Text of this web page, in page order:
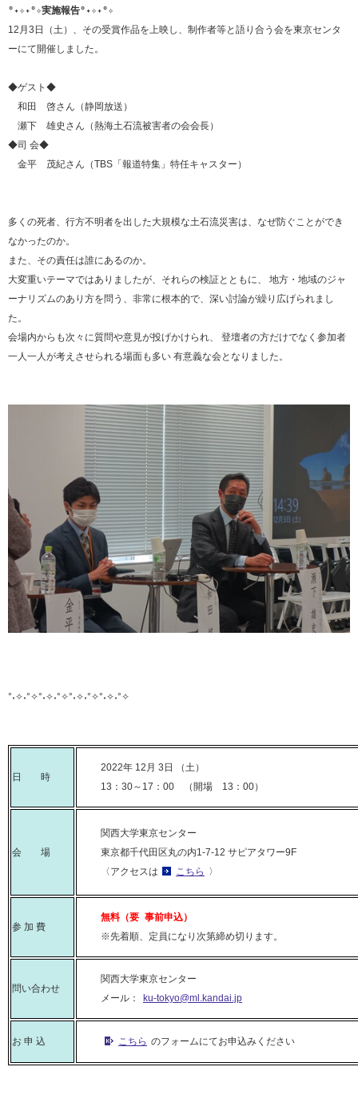
°˖✧˖°✧実施報告°˖✧˖°✧
12月3日（土）、その受賞作品を上映し、制作者等と語り合う会を東京センタ
ーにて開催しました。
◆ゲスト◆
和田 啓さん（静岡放送）
瀬下 雄史さん（熱海土石流被害者の会会長）
◆司 会◆
金平 茂紀さん（TBS「報道特集」特任キャスター）
多くの死者、行方不明者を出した大規模な土石流災害は、なぜ防ぐことができ
なかったのか。
また、その責任は誰にあるのか。
大変重いテーマではありましたが、それらの検証とともに、 地方・地域のジャ
ーナリズムのあり方を問う、非常に根本的で、深い討論が繰り広げられまし
た。
会場内からも次々に質問や意見が投げかけられ、 登壇者の方だけでなく参加者
一人一人が考えさせられる場面も多い 有意義な会となりました。
°˖✧˖°✧°˖✧˖°✧°˖✧˖°✧°˖✧˖°✧
日 時
2022年 12月 3日 （土）
13：30～17：00 （開場 13：00）
会 場
関西大学東京センター
東京都千代田区丸の内1-7-12 サピアタワー9F
〈アクセスは
こちら 〉
参 加 費
無料（要 事前申込）
※先着順、定員になり次第締め切ります。
問い合わせ
関西大学東京センター
メール：
ku-tokyo@ml.kandai.jp
お 申 込 こちら のフォームにてお申込みください